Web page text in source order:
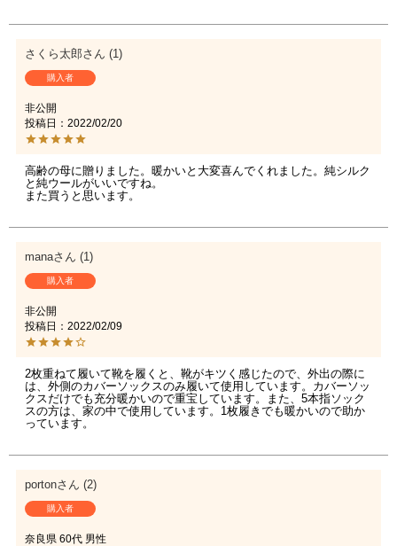
さくら太郎 1
購入者
非公開
投稿日
2022/02/20
高齢の母に贈りました。暖かいと大変喜んでくれました。純シルク
と純ウールがいいですね。
mana 1
購入者
非公開
投稿日
2022/02/09
2枚重ねて履いて靴を履くと、靴がキツく感じたので、外出の際に
は、外側のカバーソックスのみ履いて使用しています。カバーソッ
クスだけでも充分暖かいので重宝しています。また、5本指ソック
スの方は、家の中で使用しています。1枚履きでも暖かいので助か
っています。
porton 2
購入者
奈良県 60代 男性